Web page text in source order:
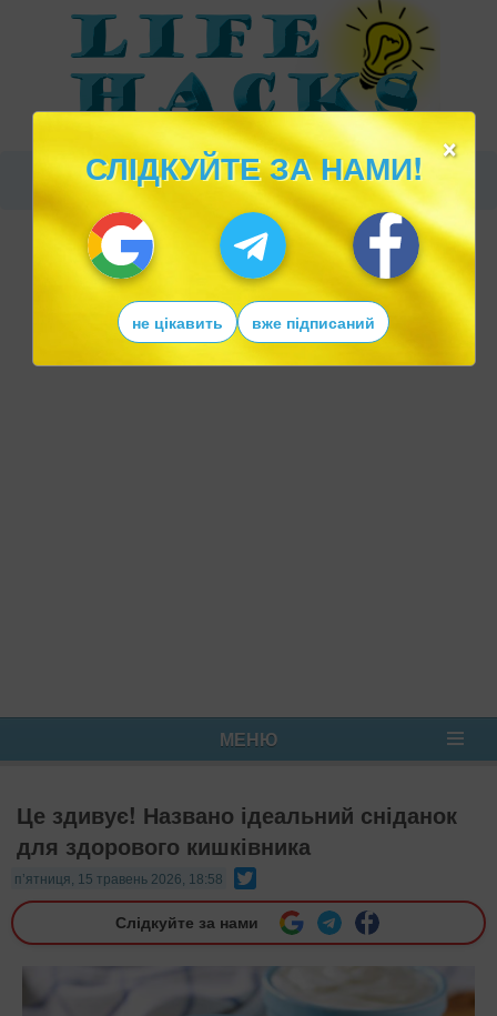
МЕНЮ
Це здивує! Названо ідеальний сніданок
для здорового кишківника
п’ятниця, 15 травень 2026, 18:58
Слідкуйте за нами
×
СЛІДКУЙТЕ ЗА НАМИ!
не цікавить вже підписаний